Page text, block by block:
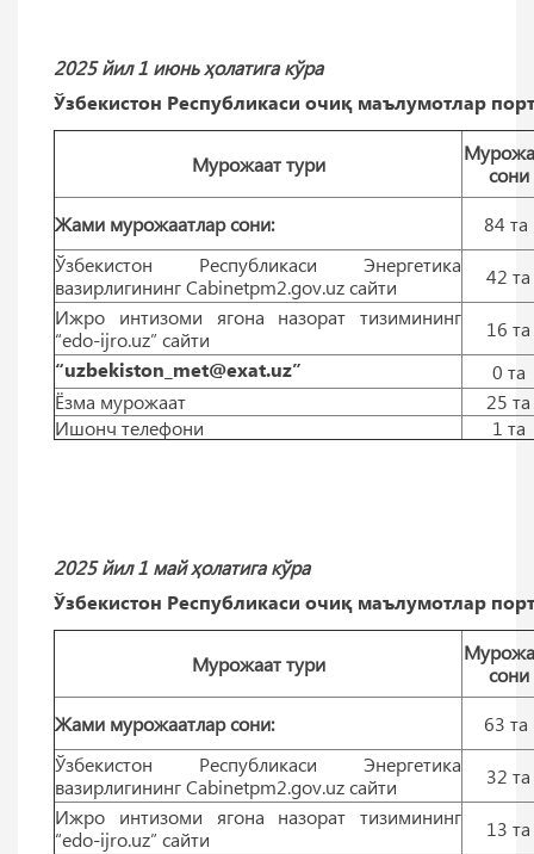
2025 йил 1 июнь ҳолатига кўра
Ўзбекистон Республикаси очиқ маълумотлар
Мурожаат тури
сони
Жами мурожаатлар сони:
84 тa
Ўзбекистон Республикаси Энергетика
вазирлигининг Cabinetpm2.gov.uz сайти
42 тa
Ижро интизоми ягона назорат тизимининг
“edo-ijro.uz” сайти
16 тa
“uzbekiston_met@exat.uz”
0 тa
Ёзма мурожаат
25 тa
Ишонч телефони
1 тa
2025 йил 1 май ҳолатига кўра
Ўзбекистон Республикаси очиқ маълумотлар
Мурожаат тури
сони
Жами мурожаатлар сони:
63 тa
Ўзбекистон Республикаси Энергетика
вазирлигининг Cabinetpm2.gov.uz сайти
32 тa
Ижро интизоми ягона назорат тизимининг
“edo-ijro.uz” сайти
13 тa